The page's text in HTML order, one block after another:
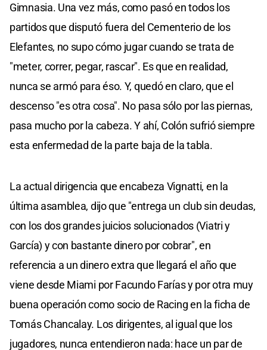
Gimnasia. Una vez más, como pasó en todos los
partidos que disputó fuera del Cementerio de los
Elefantes, no supo cómo jugar cuando se trata de
"meter, correr, pegar, rascar". Es que en realidad,
nunca se armó para éso. Y, quedó en claro, que el
descenso "es otra cosa". No pasa sólo por las piernas,
pasa mucho por la cabeza. Y ahí, Colón sufrió siempre
esta enfermedad de la parte baja de la tabla.
La actual dirigencia que encabeza Vignatti, en la
última asamblea, dijo que "entrega un club sin deudas,
con los dos grandes juicios solucionados (Viatri y
García) y con bastante dinero por cobrar", en
referencia a un dinero extra que llegará el año que
viene desde Miami por Facundo Farías y por otra muy
buena operación como socio de Racing en la ficha de
Tomás Chancalay. Los dirigentes, al igual que los
jugadores, nunca entendieron nada: hace un par de